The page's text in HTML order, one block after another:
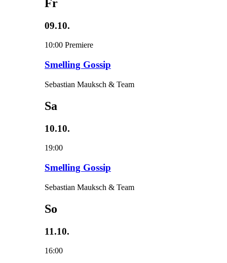
Fr
09.10.
10:00 Premiere
Smelling Gossip
Sebastian Mauksch & Team
Sa
10.10.
19:00
Smelling Gossip
Sebastian Mauksch & Team
So
11.10.
16:00